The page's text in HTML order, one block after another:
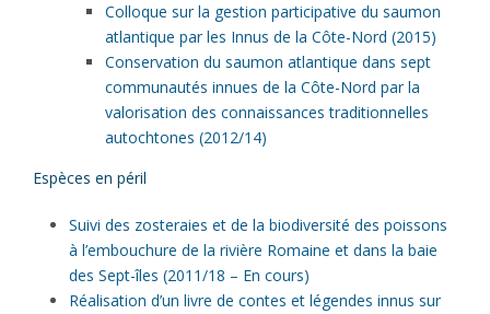
Colloque sur la gestion participative du saumon
atlantique par les Innus de la Côte-Nord (2015)
Conservation du saumon atlantique dans sept
communautés innues de la Côte-Nord par la
valorisation des connaissances traditionnelles
autochtones (2012/14)
Espèces en péril
Suivi des zosteraies et de la biodiversité des poissons
à l’embouchure de la rivière Romaine et dans la baie
des Sept-îles (2011/18 – En cours)
Réalisation d’un livre de contes et légendes innus sur